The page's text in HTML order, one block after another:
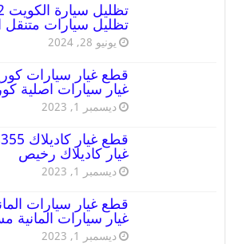
تظليل سيارات متنقل
يونيو 28, 2024
غيار سيارات اصلية
ديسمبر 1, 2023
غيار كاديلاك رخيص
ديسمبر 1, 2023
غيار سيارات المانية
ديسمبر 1, 2023